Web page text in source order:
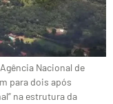
Nacional de
para dois após
na estrutura da